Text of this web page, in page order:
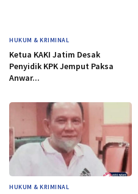
HUKUM & KRIMINAL
Ketua KAKI Jatim Desak
Penyidik KPK Jemput Paksa
Anwar...
HUKUM & KRIMINAL